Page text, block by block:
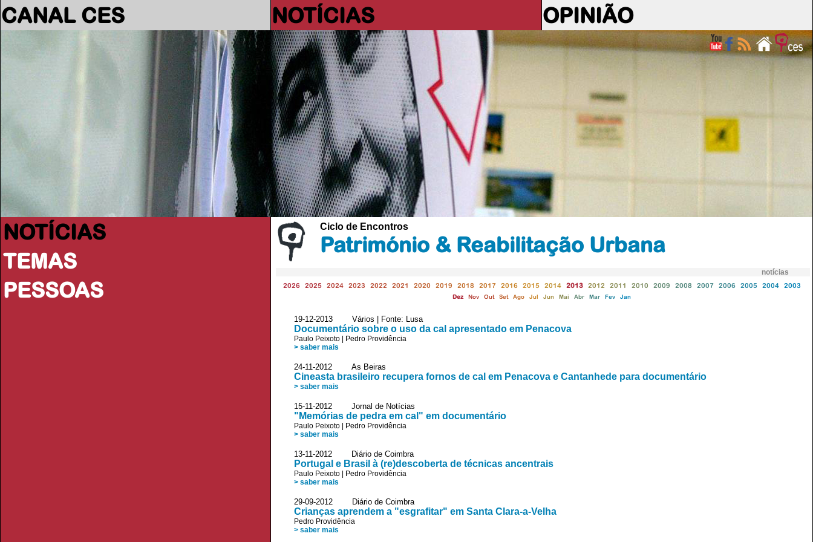
CANAL CES NOTÍCIAS OPINIÃO
NOTÍCIAS
TEMAS
PESSOAS
Ciclo de Encontros
Património & Reabilitação Urbana
notícias
2026 2025 2024 2023 2022 2021 2020 2019 2018 2017 2016 2015 2014 2013 2012 2011 2010 2009 2008 2007 2006 2005 2004 2003
Dez Nov Out Set Ago Jul Jun Mai Abr Mar Fev Jan
19-12-2013 Vários | Fonte: Lusa
Documentário sobre o uso da cal apresentado em Penacova
Paulo Peixoto
Pedro Providência
> saber mais
24-11-2012 As Beiras
Cineasta brasileiro recupera fornos de cal em Penacova e Cantanhede para documentário
> saber mais
15-11-2012 Jornal de Notícias
"Memórias de pedra em cal" em documentário
Paulo Peixoto
Pedro Providência
> saber mais
13-11-2012 Diário de Coimbra
Portugal e Brasil à (re)descoberta de técnicas ancentrais
Paulo Peixoto
Pedro Providência
> saber mais
29-09-2012 Diário de Coimbra
Crianças aprendem a "esgrafitar" em Santa Clara-a-Velha
Pedro Providência
> saber mais